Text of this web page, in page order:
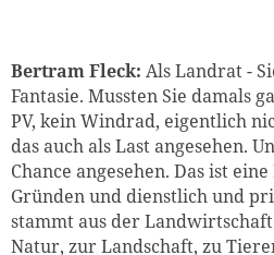
Bertram Fleck: Als Landrat -
Fantasie. Mussten Sie damals
PV, kein Windrad, eigentlich
das auch als Last angesehen.
Chance angesehen. Das ist
Gründen und dienstlich und
stammt aus der
Natur, zur Landschaft, zu